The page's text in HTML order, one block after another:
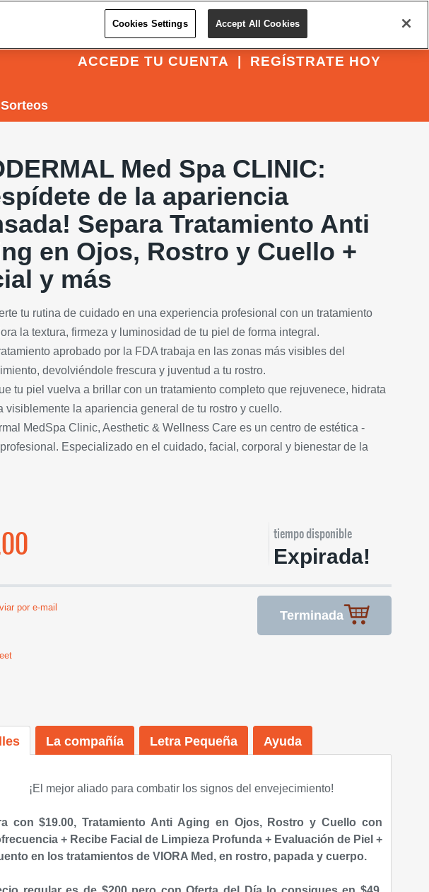
REGÍSTRATE HOY
ACCEDE TU CUENTA
Sorteos
Med Spa CLINIC:
de la apariencia
Separa Tratamiento Anti
en Ojos, Rostro y Cuello +
y más
tu rutina de cuidado en una experiencia profesional con un tratamiento
la textura, firmeza y luminosidad de tu piel de forma integral.
aprobado por la FDA trabaja en las zonas más visibles del
devolviéndole frescura y juventud a tu rostro.
tu piel vuelva a brillar con un tratamiento completo que rejuvenece, hidrata
visiblemente la apariencia general de tu rostro y cuello.
MedSpa Clinic, Aesthetic & Wellness Care es un centro de estética -
Especializado en el cuidado, facial, corporal y bienestar de la
tiempo disponible
Expirada!
Terminada
por e-mail
La compañía Letra Pequeña Ayuda
¡El mejor aliado para combatir los signos del envejecimiento!
con $19.00, Tratamiento Anti Aging en Ojos, Rostro y Cuello con
+ Recibe Facial de Limpieza Profunda + Evaluación de Piel +
en los tratamientos de VIORA Med, en rostro, papada y cuerpo.
Cookies Settings Accept All Cookies